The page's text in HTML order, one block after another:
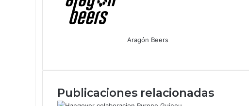
Aragón Beers
c
b
o
a
s
A
l
g
m
a
Publicaciones relacionadas